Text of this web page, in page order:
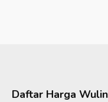
Daftar Harga